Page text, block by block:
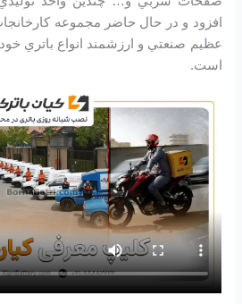
افزود و در حال حاضر مجموعه
عظيم صنعتي و ارزشمند انواع باتري
است.